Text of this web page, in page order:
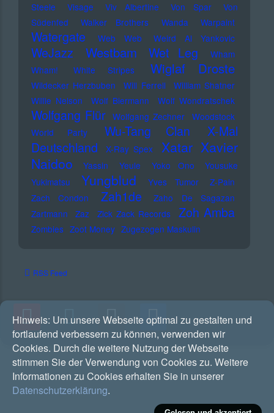
Steele
Visage Viv Albertine Von Spar
Von
Südenfed
Walker Brothers Wanda Warpaint
Watergate Web Web Weird Al Yankovic
WeJazz Westbam Wet Leg
Wham
Wham!
White Stripes Wiglaf Droste
Wildecker Herzbuben Will Ferrell
William Shatner
Willie Nelson
Wolf Biermann Wolf Wondratschek
Wolfgang Flür Wolfgang Zechner
Woodstock
World Party
Wu-Tang Clan
X-Mal
Deutschland
X-Ray Spex Xatar Xavier
Naidoo
Yassin Yeule Yoko Ono
Yousuke
Yukimatsu
Yungblud Yves Tumor
Z-Pain
Zach Condon
Zah1de
Zaho De Sagazan
Zartmann
Zaz Zick Zack Records Zoh Amba
Zombies Zoot Money Zugezogen Maskulin
RSS Feed
Hinweis: Um unsere Webseite optimal zu gestalten und
fortlaufend verbessern zu können, verwenden wir
Cookies. Durch die weitere Nutzung der Webseite
stimmen Sie der Verwendung von Cookies zu. Weitere
Informationen zu Cookies erhalten Sie in unserer
Datenschutzerklärung.